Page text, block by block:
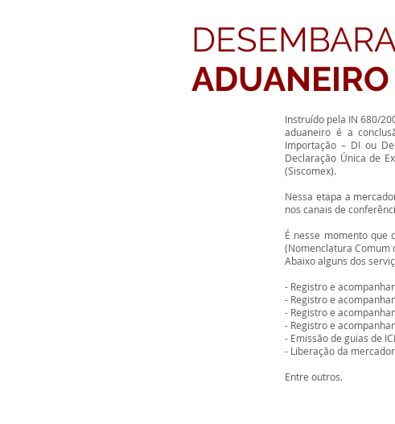
ADUANEIRO
Instruído pela IN 680/
aduaneiro é a
Importação – DI ou
Declaração Única de
(Siscomex).
Nessa etapa a
nos canais de
É nesse momento que
(Nomenclatura Comum
Abaixo alguns dos
- Registro e
- Registro e
- Registro e
- Registro e
- Emissão de guias de
- Liberação da
Entre outros.